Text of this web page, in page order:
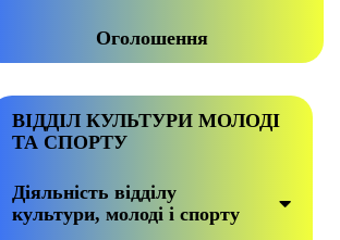
Оголошення
ВІДДІЛ КУЛЬТУРИ МОЛОДІ
ТА СПОРТУ
Діяльність відділу
культури, молоді і спорту